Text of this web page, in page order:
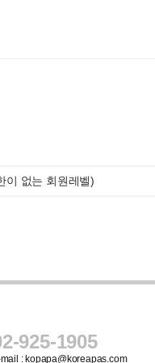
이 없는 회원레벨)
925-1905
: kopapa@koreapas.com